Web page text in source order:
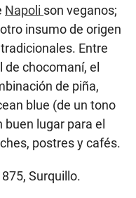
Napoli son veganos;
insumo de origen
Entre
chocomaní, el
de piña,
blue (de un tono
lugar para el
postres y cafés.
Surquillo.